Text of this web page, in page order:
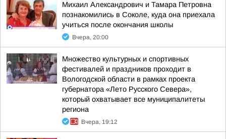
Михаил Александрович и Тамара Петровна
познакомились в Соколе, куда она приехала
учиться после окончания школы
Вчера, 20:00
Множество культурных и спортивных
фестивалей и праздников проходит в
Вологодской области в рамках проекта
губернатора «Лето Русского Севера»,
который охватывает все муниципалитеты
региона
Вчера, 19:12